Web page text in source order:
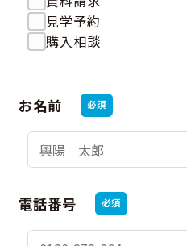
見学予約
購入相談
お名前 必須
電話番号 必須